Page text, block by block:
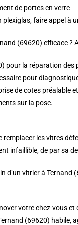
de portes en verre
plexiglas, faire appel à
(69620) efficace
pour la réparation
pour
de cotes préalable
sur la pose.
remplacer les vitres
infaillible, de par sa
d’un vitrier à Ternand
votre chez-vous
(69620) habile,